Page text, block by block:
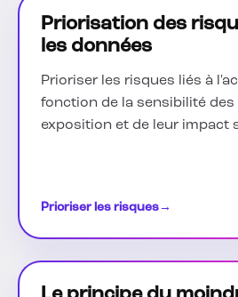
Priorisation des
les données
Prioriser les risques liés à
fonction de la sensibilité des
exposition et de leur impact
Prioriser les risques→